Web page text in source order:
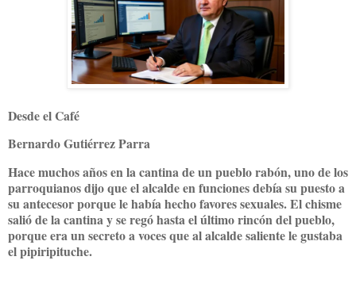
Desde el Café
Bernardo Gutiérrez Parra
Hace muchos años en la cantina de un pueblo rabón, uno de los
parroquianos dijo que el alcalde en funciones debía su puesto a
su antecesor porque le había hecho favores sexuales. El chisme
salió de la cantina y se regó hasta el último rincón del pueblo,
porque era un secreto a voces que al alcalde saliente le gustaba
el pipiripituche.